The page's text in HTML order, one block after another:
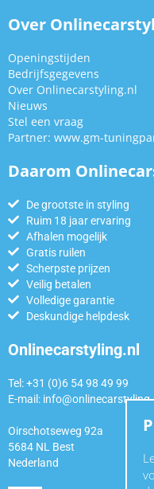
Over
Openingstijden
Bedrijfsgegevens
Over Onlinecarstyling.nl
Nieuws
Stel een vraag
Partner: www.gm-
Daarom
De grootste in styling
Ruim 18 jaar ervaring
Afhalen mogelijk
Gratis ruilen
Scherpste prijzen
Veilig betalen
Volledige garantie
Deskundige helpdesk
Onlinecarstyling.nl
Tel: +31 (0)6 54 98 49 99
E-mail:
Oirschotseweg 92a
5684 NL Best
Nederland